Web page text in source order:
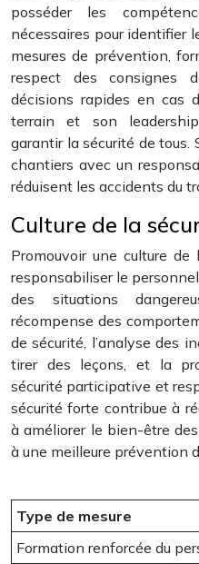
posséder les
nécessaires pour identifier
mesures de prévention,
respect des consignes
décisions rapides en cas
terrain et son
garantir la sécurité de tous.
chantiers avec un
réduisent les accidents du
Culture de la
Promouvoir une culture
responsabiliser le
des situations
récompense des
de sécurité, l’analyse des
tirer des leçons, et la
sécurité participative et
sécurité forte contribue à
à améliorer le bien-être
à une meilleure prévention
Type de mesure
Formation renforcée du